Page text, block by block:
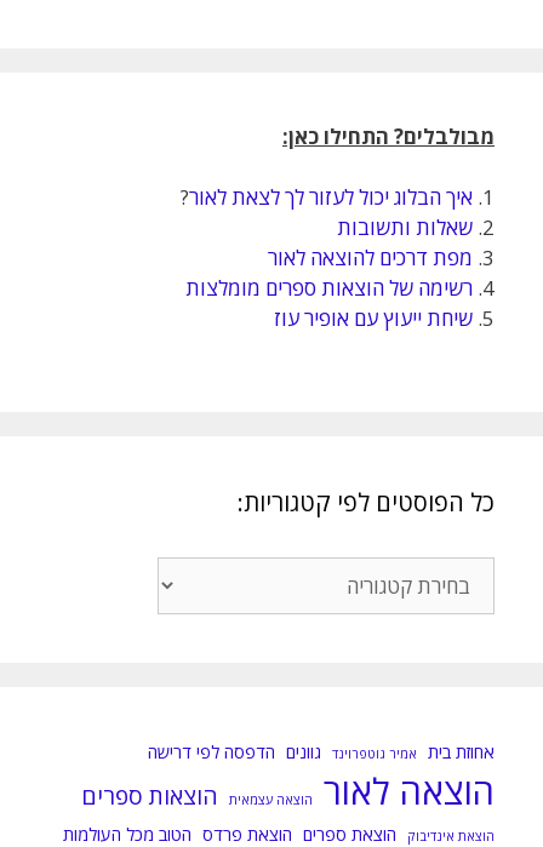
מבולבלים? התחילו כאן:
1. איך הבלוג יכול לעזור לך לצאת לאור?
2. שאלות ותשובות
3. מפת דרכים להוצאה לאור
4. רשימה של הוצאות ספרים מומלצות
5. שיחת ייעוץ עם אופיר עוז
כל הפוסטים לפי קטגוריות:
הפוסטים
אחוזת בית אמיר גוטפרוינד גוונים הדפסה לפי דרישה
הוצאה לאור הוצאה עצמאית הוצאות ספרים
הוצאת אינדיבוק הוצאת ספרים הוצאת פרדס הטוב מכל העולמות